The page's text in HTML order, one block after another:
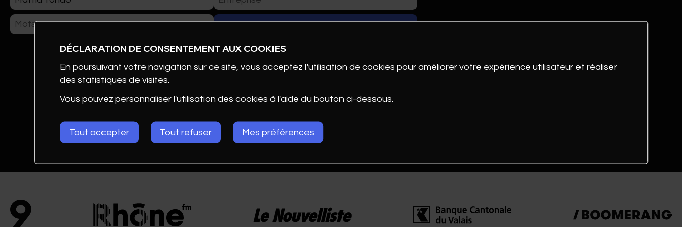
ÉVÉNEMENTS
CLUB DE COM AWARDS
PHOTOS
FORMATION & DOCUMENTATION
CONTACT
Mattia
Tondo
Interoffice
DÉCLARATION DE CONSENTEMENT AUX COOKIES
En poursuivant votre navigation sur ce site, vous acceptez l'utilisation de cookies pour améliorer votre expérience utilisateur et réaliser
des statistiques de visites.
Vous pouvez personnaliser l'utilisation des cookies à l'aide du bouton ci-dessous.
Tout accepter Tout refuser Mes préférences